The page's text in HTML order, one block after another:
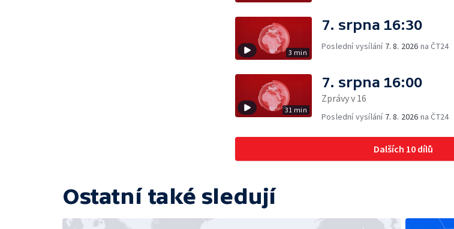
3 min
7. srpna 16:30
Poslední vysílání 7. 8. 2026 na ČT24
31 min
7. srpna 16:00
Zprávy v 16
Poslední vysílání 7. 8. 2026 na ČT24
Dalších 10 dílů
Ostatní také sledují